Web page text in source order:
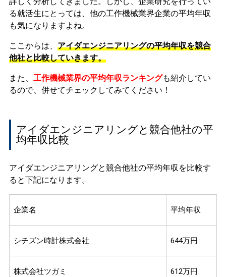
る就活生にとっては、他の工作機械業界企業の平均年収
も気になりますよね。
ここからは、 アイダエンジニアリングの平均年収を競合
他社と比較していきます。
また、 工作機械業界の平均年収ランキングも紹介してい
るので、併せてチェックしてみてください！
アイダエンジニアリングと競合他社の平
均年収比較
アイダエンジニアリングと競合他社の平均年収を比較す
ると下記になります。
企業名 平均年収
シチズン時計株式会社 644万円
株式会社ツガミ 612万円